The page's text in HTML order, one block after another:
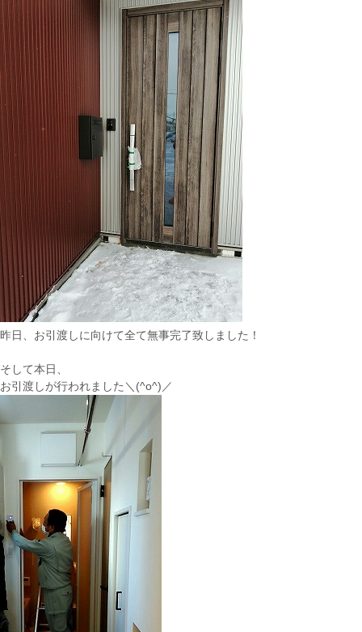
昨日、お引渡しに向けて全て無事完了致しました！
そして本日、
お引渡しが行われました＼(^o^)／